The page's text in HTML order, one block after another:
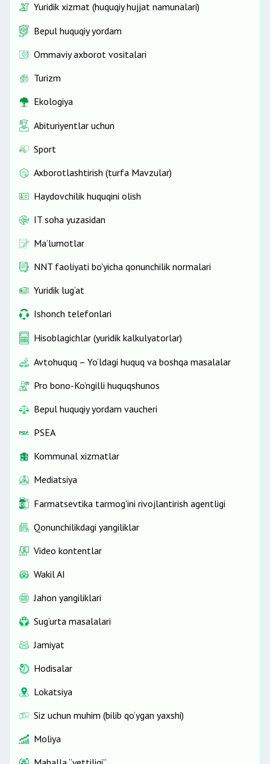
Yuridik xizmat (huquqiy hujjat namunalari)
Bepul huquqiy yordam
Ommaviy axborot vositalari
Turizm
Ekologiya
Abituriyentlar uchun
Sport
Axborotlashtirish (turfa Mavzular)
Haydovchilik huquqini olish
IT soha yuzasidan
Ma’lumotlar
NNT faoliyati bo'yicha qonunchilik normalari
Yuridik lug‘at
Ishonch telefonlari
Hisoblagichlar (yuridik kalkulyatorlar)
Avtohuquq – Yo‘ldagi huquq va boshqa masalalar
Pro bono-Ko‘ngilli huquqshunos
Bepul huquqiy yordam vaucheri
PSEA
Kommunal xizmatlar
Mediatsiya
Farmatsevtika tarmog'ini rivojlantirish agentligi
Qonunchilikdagi yangiliklar
Video kontentlar
Wakil AI
Jahon yangiliklari
Sug‘urta masalalari
Jamiyat
Hodisalar
Lokatsiya
Siz uchun muhim (bilib qo‘ygan yaxshi)
Moliya